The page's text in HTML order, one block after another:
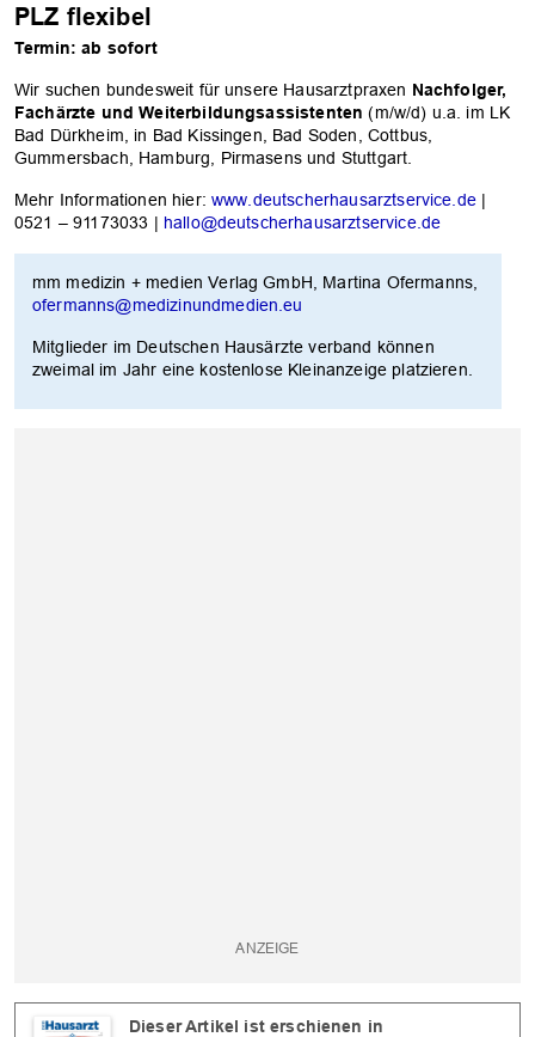
PLZ flexibel
Termin: ab sofort
Wir suchen bundesweit für unsere Hausarztpraxen Nachfolger,
Fachärzte und Weiterbildungsassistenten (m/w/d) u.a. im LK
Bad Dürkheim, in Bad Kissingen, Bad Soden, Cottbus,
Gummersbach, Hamburg, Pirmasens und Stuttgart.
Mehr Informationen hier:www.deutscherhausarztservice.de|
0521 – 91173033 | hallo@deutscherhausarztservice.de
mm medizin + medien Verlag GmbH, Martina Ofermanns,
ofermanns@medizinundmedien.eu
Mitglieder im Deutschen Hausärzte verband können
zweimal im Jahr eine kostenlose Kleinanzeige platzieren.
Dieser Artikel ist erschienen in